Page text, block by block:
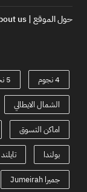
حول الموقع | About us
4 نجوم 5 نجوم
الشمال الايطالي
اماكن التسوق
بولندا تايلند
جميرا Jumeirah